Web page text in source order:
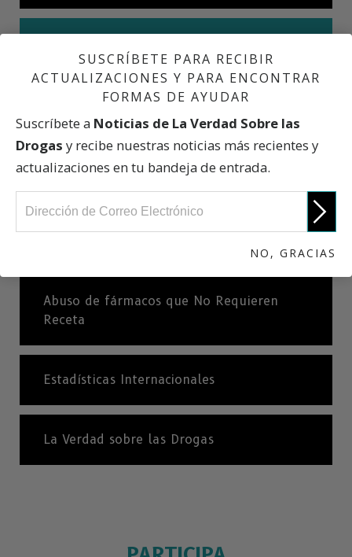
la Morfina
Estimulantes
Abuso de fármacos que No Requieren
Receta
Estadísticas Internacionales
La Verdad sobre las Drogas
SUSCRÍBETE PARA RECIBIR
ACTUALIZACIONES Y PARA ENCONTRAR
FORMAS DE AYUDAR
Suscríbete a Noticias de La Verdad Sobre las
Drogas y recibe nuestras noticias más recientes y
actualizaciones en tu bandeja de entrada.
NO, GRACIAS